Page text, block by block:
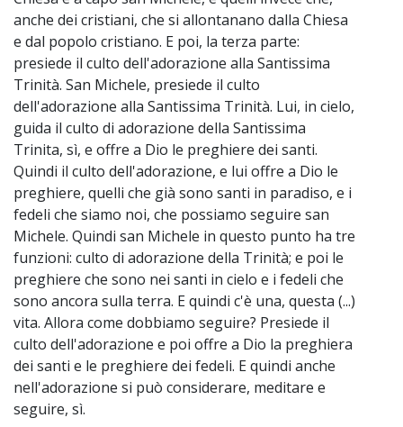
anche dei cristiani, che si allontanano dalla Chiesa
e dal popolo cristiano. E poi, la terza parte:
presiede il culto dell'adorazione alla Santissima
Trinità. San Michele, presiede il culto
dell'adorazione alla Santissima Trinità. Lui, in cielo,
guida il culto di adorazione della Santissima
Trinita, sì, e offre a Dio le preghiere dei santi.
Quindi il culto dell'adorazione, e lui offre a Dio le
preghiere, quelli che già sono santi in paradiso, e i
fedeli che siamo noi, che possiamo seguire san
Michele. Quindi san Michele in questo punto ha tre
funzioni: culto di adorazione della Trinità; e poi le
preghiere che sono nei santi in cielo e i fedeli che
sono ancora sulla terra. E quindi c'è una, questa (...)
vita. Allora come dobbiamo seguire? Presiede il
culto dell'adorazione e poi offre a Dio la preghiera
dei santi e le preghiere dei fedeli. E quindi anche
nell'adorazione si può considerare, meditare e
seguire, sì.